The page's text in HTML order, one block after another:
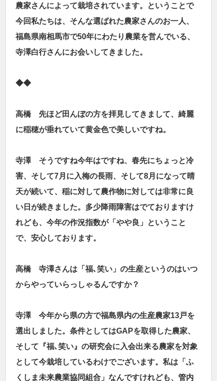
農家さんによって栽培されています。ということで
今回私たちは、そんな選ばれた農家さんのお一人、
福島県南相馬市で50年にわたり農業を営んでいる、
寺澤白行さんにお会いしてきました。
◆◆
高橋 先ほど田んぼの方を拝見してきまして、綺麗
に稲穂が垂れていて黄金色で美しいですね。
寺澤 そうですね今年はですね、春先にちょっと冷
害、そして7月に入梅の長雨、そして8月になって晴
天が続いて、稲に対して農作物に対しては非常に良
い日が続きました。多少降雨障害はでておりますけ
れども、今年の作況指数が「やや良」ということ
で、安心しております。
高橋 寺澤さんは「福､笑い」の生産というのはいつ
からやっていらっしゃるんですか？
寺澤 今年から県の方で福島県内の生産農家13戸を
選出しました。条件としてはGAPを取得した農家、
そして『福､笑い』の研究会に入会出来る農家を対象
として今栽培しているわけでございます。私は「ふ
くしま未来農業協同組合」なんですけれども、管内